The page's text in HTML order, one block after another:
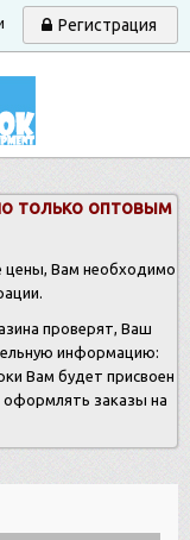
Регистрация
только оптовым
Вам необходимо
проверят, Ваш
информацию:
Вам будет присвоен
оформлять заказы на